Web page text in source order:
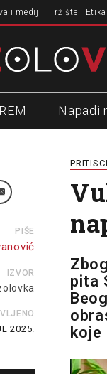
i mediji Tržište Etika
REM Napadi
PIŠE
IZVOR
2025.
pita
koje